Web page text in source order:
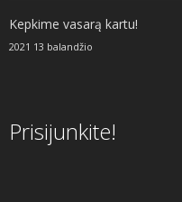
Kepkime vasarą kartu!
2021 13 balandžio
Prisijunkite!